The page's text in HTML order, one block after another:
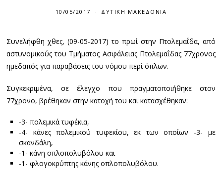
10/05/2017 ΔΥΤΙΚΉ ΜΑΚΕΔΟΝΊΑ
Συνελήφθη χθες, (09-05-2017) το πρωί στην Πτολεμαΐδα, από
αστυνομικούς του Τμήματος Ασφάλειας Πτολεμαΐδας 77χρονος
ημεδαπός για παραβάσεις του νόμου περί όπλων.
Συγκεκριμένα, σε έλεγχο που πραγματοποιήθηκε στον
77χρονο, βρέθηκαν στην κατοχή του και κατασχέθηκαν:
-3- πολεμικά τυφέκια,
-4- κάνες πολεμικού τυφεκίου, εκ των οποίων -3- με
σκανδάλη,
-1- κάνη οπλοπολυβόλου και
-1- φλογοκρύπτης κάνης οπλοπολυβόλου.